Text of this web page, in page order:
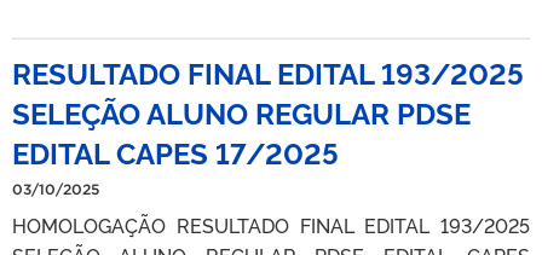
RESULTADO FINAL EDITAL 193/2025
SELEÇÃO ALUNO REGULAR PDSE
EDITAL CAPES 17/2025
03/10/2025
HOMOLOGAÇÃO RESULTADO FINAL EDITAL 193/2025